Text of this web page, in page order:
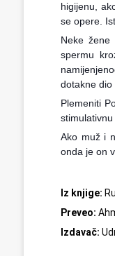
higijenu,
se opere.
Neke žene
spermu
dotakne dio
Plemeniti
Ako muž i
onda je on
Iz knjige:
Preveo:
Izdavač: